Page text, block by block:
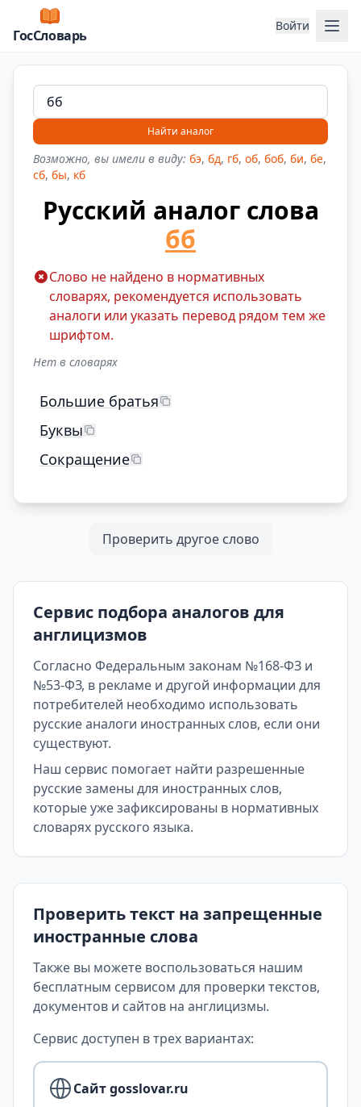
ГосСловарь
Войти
Найти аналог
Возможно, вы имели в виду: бэ, бд, гб, об, боб, би, бе,
сб, бы, кб
Русский аналог слова
бб
Слово не найдено в нормативных
словарях, рекомендуется использовать
аналоги или указать перевод рядом тем же
шрифтом.
Нет в словарях
Большие братья
Буквы
Сокращение
Проверить другое слово
Сервис подбора аналогов для
англицизмов
Согласно Федеральным законам №168-ФЗ и
№53-ФЗ, в рекламе и другой информации для
потребителей необходимо использовать
русские аналоги иностранных слов, если они
существуют.
Наш сервис помогает найти разрешенные
русские замены для иностранных слов,
которые уже зафиксированы в нормативных
словарях русского языка.
Проверить текст на запрещенные
иностранные слова
Также вы можете воспользоваться нашим
бесплатным сервисом для проверки текстов,
документов и сайтов на англицизмы.
Сервис доступен в трех вариантах:
Сайт gosslovar.ru